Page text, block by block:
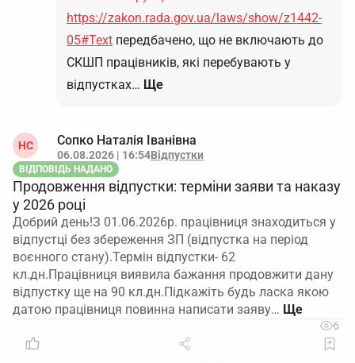
https://zakon.rada.gov.ua/laws/show/z1442-
05#Text передбачено, що не включають до
СКШП працівників, які перебувають у
відпустках… Ще
НС Сопко Наталія Іванівна
06.08.2026 | 16:54Відпустки
ВІДПОВІДЬ НАДАНО
Продовження відпустки: терміни заяви та наказу
у 2026 році
Добрий день!З 01.06.2026р. працівниця знаходиться у
відпустці без збереження ЗП (відпустка на період
воєнного стану).Термін відпустки- 62
кл.дн.Працівниця виявила бажання продовжити дану
відпустку ще на 90 кл.дн.Підкажіть будь ласка якою
датою працівниця повинна написати заяву…
6